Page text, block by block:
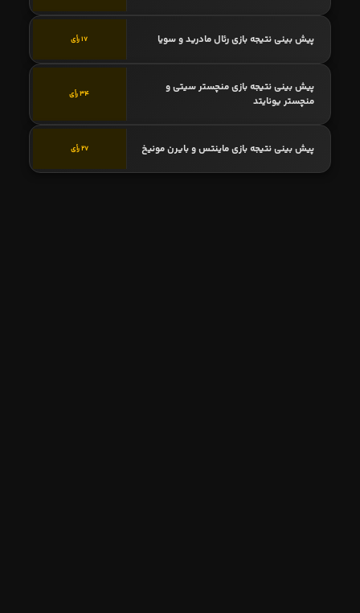
پیش بینی نتیجه بازی رئال مادرید و سویا 17 رأی
پیش بینی نتیجه بازی منچستر سیتی و
منچستر یونایتد
34 رأی
پیش بینی نتیجه بازی ماینتس و بایرن مونیخ 27 رأی